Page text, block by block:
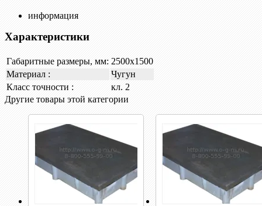
информация
Характеристики
Габаритные размеры, мм: 2500х1500
Материал :
Чугун
Класс точности :
кл. 2
Другие товары этой категории